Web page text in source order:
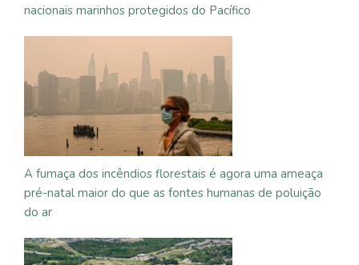
nacionais marinhos protegidos do Pacífico
A fumaça dos incêndios florestais é agora uma ameaça
pré-natal maior do que as fontes humanas de poluição
do ar